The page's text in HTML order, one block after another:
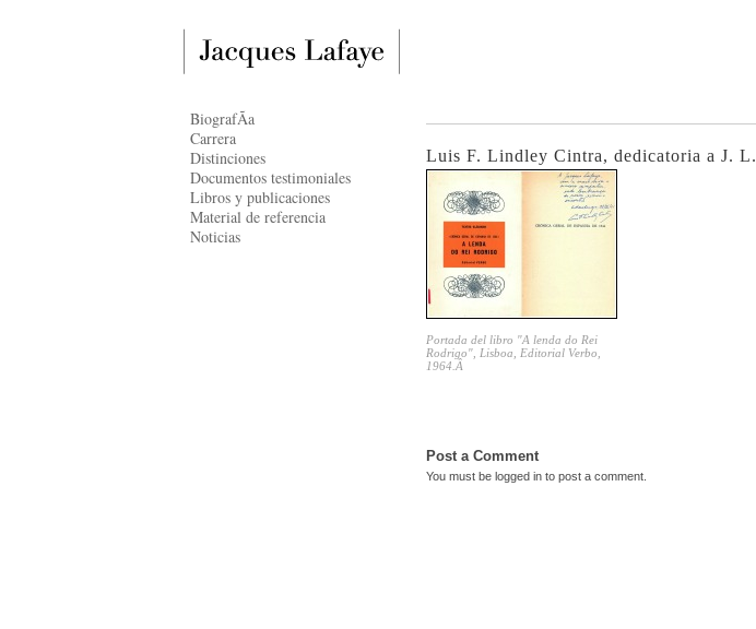
Luis F. Lindley Cintra, dedicatoria a J. L.
Portada del libro "A lenda do Rei
Rodrigo", Lisboa, Editorial Verbo,
1964.Â
Post a Comment
You must be logged in to post a comment.
BiografÃ­a
Carrera
Distinciones
Documentos testimoniales
Libros y publicaciones
Material de referencia
Noticias